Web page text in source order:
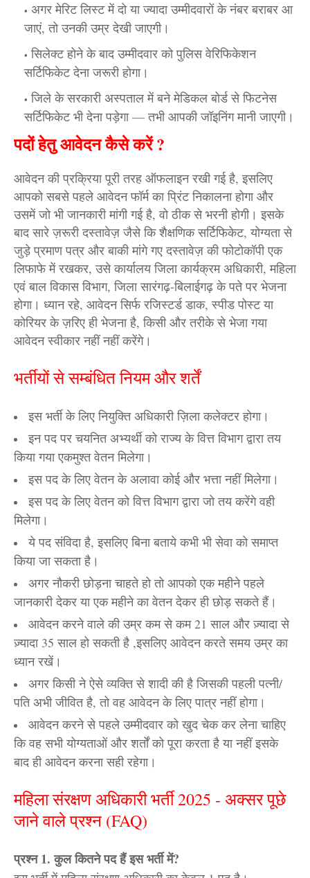
अगर मेरिट लिस्ट में दो या ज्यादा उम्मीदवारों के नंबर बराबर आ
जाएं, तो उनकी उम्र देखी जाएगी।
सिलेक्ट होने के बाद उम्मीदवार को पुलिस वेरिफिकेशन
सर्टिफिकेट देना जरूरी होगा।
जिले के सरकारी अस्पताल में बने मेडिकल बोर्ड से फिटनेस
सर्टिफिकेट भी देना पड़ेगा — तभी आपकी जॉइनिंग मानी जाएगी।
पदों हेतु आवेदन कैसे करें ?
आवेदन की प्रक्रिया पूरी तरह ऑफलाइन रखी गई है, इसलिए
आपको सबसे पहले आवेदन फॉर्म का प्रिंट निकालना होगा और
उसमें जो भी जानकारी मांगी गई है, वो ठीक से भरनी होगी। इसके
बाद सारे ज़रूरी दस्तावेज़ जैसे कि शैक्षणिक सर्टिफिकेट, योग्यता से
जुड़े प्रमाण पत्र और बाकी मांगे गए दस्तावेज़ की फोटोकॉपी एक
लिफाफे में रखकर, उसे कार्यालय जिला कार्यक्रम अधिकारी, महिला
एवं बाल विकास विभाग, जिला सारंगढ़-बिलाईगढ़ के पते पर भेजना
होगा। ध्यान रहे, आवेदन सिर्फ रजिस्टर्ड डाक, स्पीड पोस्ट या
कोरियर के ज़रिए ही भेजना है, किसी और तरीके से भेजा गया
आवेदन स्वीकार नहीं नहीं करेंगे।
भर्तीयों से सम्बंधित नियम और शर्तें
इस भर्ती के लिए नियुक्ति अधिकारी ज़िला कलेक्टर होगा।
इन पद पर चयनित अभ्यर्थी को राज्य के वित्त विभाग द्वारा तय
किया गया एकमुश्त वेतन मिलेगा।
इस पद के लिए वेतन के अलावा कोई और भत्ता नहीं मिलेगा।
इस पद के लिए वेतन को वित्त विभाग द्वारा जो तय करेंगे वही
मिलेगा।
ये पद संविदा है, इसलिए बिना बताये कभी भी सेवा को समाप्त
किया जा सकता है।
अगर नौकरी छोड़ना चाहते हो तो आपको एक महीने पहले
जानकारी देकर या एक महीने का वेतन देकर ही छोड़ सकते हैं।
आवेदन करने वाले की उम्र कम से कम 21 साल और ज़्यादा से
ज़्यादा 35 साल हो सकती है ,इसलिए आवेदन करते समय उम्र का
ध्यान रखें।
अगर किसी ने ऐसे व्यक्ति से शादी की है जिसकी पहली पत्नी/
पति अभी जीवित है, तो वह आवेदन के लिए पात्र नहीं होगा।
आवेदन करने से पहले उम्मीदवार को खुद चेक कर लेना चाहिए
कि वह सभी योग्यताओं और शर्तों को पूरा करता है या नहीं इसके
बाद ही आवेदन करना सही रहेगा।
महिला संरक्षण अधिकारी भर्ती 2025 - अक्सर पूछे
जाने वाले प्रश्न (FAQ)
प्रश्न 1. कुल कितने पद हैं इस भर्ती में?